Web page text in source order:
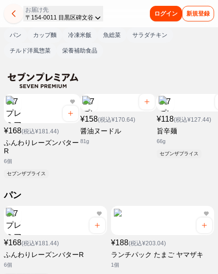
お届け先
〒154-0011 目黒区碑文谷
ログイン 新規登録
パン カップ麵 冷凍米飯 魚総菜 サラダチキン
チルド洋風惣菜 栄養補助食品
¥168(税込¥181.44)
ふんわりレーズンバター
R
6個
セブンザプライス
¥158(税込¥170.64)
醤油ヌードル
81g
¥118(税込¥127.44)
旨辛麺
66g
セブンザプライス
パン
¥168(税込¥181.44)
ふんわりレーズンバターR
6個
¥188(税込¥203.04)
ランチパック たまご ヤマザキ
1個